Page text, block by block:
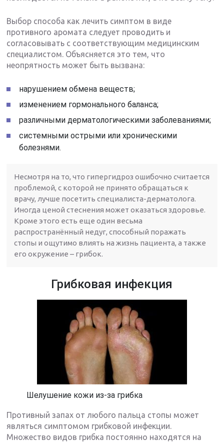
Выбор способа как лечить симптом в виде
противного аромата следует проводить и
согласовывать с соответствующим медицинским
специалистом. Объясняется это тем, что
неопрятность может быть вызвана:
нарушением обмена веществ;
изменением гормонального баланса;
различными дерматологическими заболеваниями;
системными острыми или хроническими
болезнями.
Несмотря на то, что гипергидроз ошибочно считается
проблемой, с которой не принято обращаться к
врачу, лучше посетить специалиста-дерматолога.
Иногда ценой стеснения может оказаться здоровье.
Кроме этого есть еще один весьма
распространённый недуг, способный поражать
стопы и ощутимо влиять на жизнь пациента, а также
его окружение – грибок.
Грибковая инфекция
Шелушение кожи из-за грибка
Противный запах от любого пальца стопы может
являться симптомом грибковой инфекции.
Множество видов грибка постоянно находятся на